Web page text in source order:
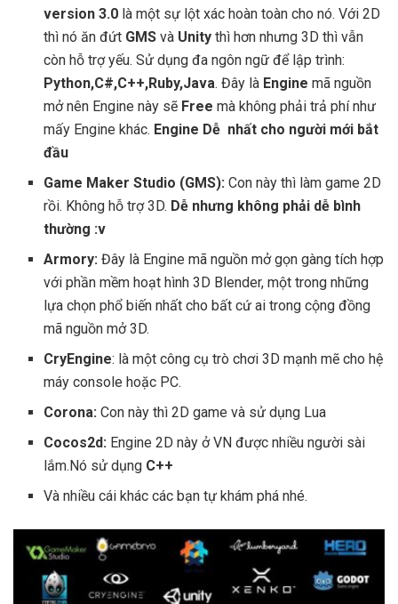
version 3.0 là một sự lột xác hoàn toàn cho nó. Với 2D
thì nó ăn đứt GMS và Unity thì hơn nhưng 3D thì vẫn
còn hỗ trợ yếu. Sử dụng đa ngôn ngữ để lập trình:
Python,C#,C++,Ruby,Java. Đây là Engine mã nguồn
mở nên Engine này sẽ Free mà không phải trả phí như
mấy Engine khác. Engine Dễ nhất cho người mới bắt
đầu
Game Maker Studio (GMS): Con này thì làm game 2D
rồi. Không hỗ trợ 3D. Dễ nhưng không phải dễ bình
thường :v
Armory: Đây là Engine mã nguồn mở gọn gàng tích hợp
với phần mềm hoạt hình 3D Blender, một trong những
lựa chọn phổ biến nhất cho bất cứ ai trong cộng đồng
mã nguồn mở 3D.
CryEngine: là một công cụ trò chơi 3D mạnh mẽ cho hệ
máy console hoặc PC.
Corona: Con này thì 2D game và sử dụng Lua
Cocos2d: Engine 2D này ở VN được nhiều người sài
lắm.Nó sử dụng C++
Và nhiều cái khác các bạn tự khám phá nhé.